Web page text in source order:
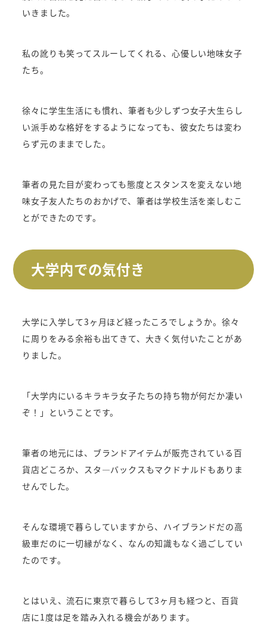
いきました。
私の訛りも笑ってスルーしてくれる、心優しい地味女子
たち。
徐々に学生生活にも慣れ、筆者も少しずつ女子大生らし
い派手めな格好をするようになっても、彼女たちは変わ
らず元のままでした。
筆者の見た目が変わっても態度とスタンスを変えない地
味女子友人たちのおかげで、筆者は学校生活を楽しむこ
とができたのです。
大学内での気付き
大学に入学して3ヶ月ほど経ったころでしょうか。徐々
に周りをみる余裕も出てきて、大きく気付いたことがあ
りました。
「大学内にいるキラキラ女子たちの持ち物が何だか凄い
ぞ！」ということです。
筆者の地元には、ブランドアイテムが販売されている百
貨店どころか、スタ―バックスもマクドナルドもありま
せんでした。
そんな環境で暮らしていますから、ハイブランドだの高
級車だのに一切縁がなく、なんの知識もなく過ごしてい
たのです。
とはいえ、流石に東京で暮らして3ヶ月も経つと、百貨
店に1度は足を踏み入れる機会があります。